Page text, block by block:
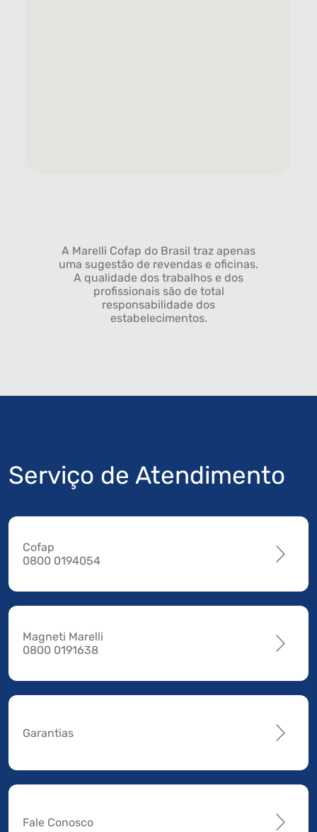
A Marelli Cofap do Brasil traz apenas
uma sugestão de revendas e oficinas.
A qualidade dos trabalhos e dos
profissionais são de total
responsabilidade dos
estabelecimentos.
Serviço de Atendimento
Cofap
0800 0194054
Magneti Marelli
0800 0191638
Garantias
Fale Conosco